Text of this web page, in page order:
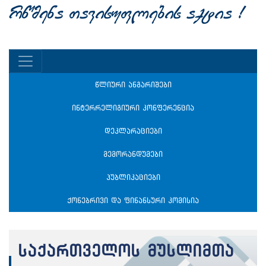
rwmena Tavisuflebis aqtia !
წლიური ანგარიშები
ინტერრელიგიური კონფერენცია
დეკლარაციები
მემორანდუმები
პუბლიკაციები
ქონებრივი და ფინანსური კომისია
საქართველოს მუსლიმთა